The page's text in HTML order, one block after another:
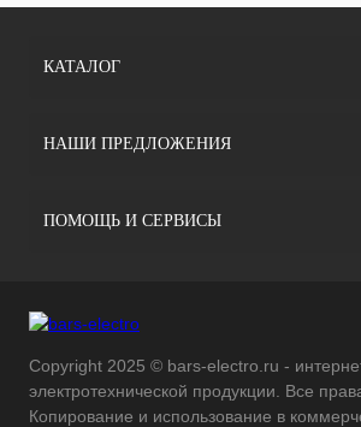
КАТАЛОГ
НАШИ ПРЕДЛОЖЕНИЯ
ПОМОЩЬ И СЕРВИСЫ
Copyright 2025 © bars-electro.ru -
электротехнической продукции. Все
Копирование и использование в